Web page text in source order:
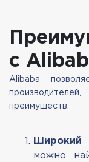
с
Alibaba
преимуществ:
Широкий
можно